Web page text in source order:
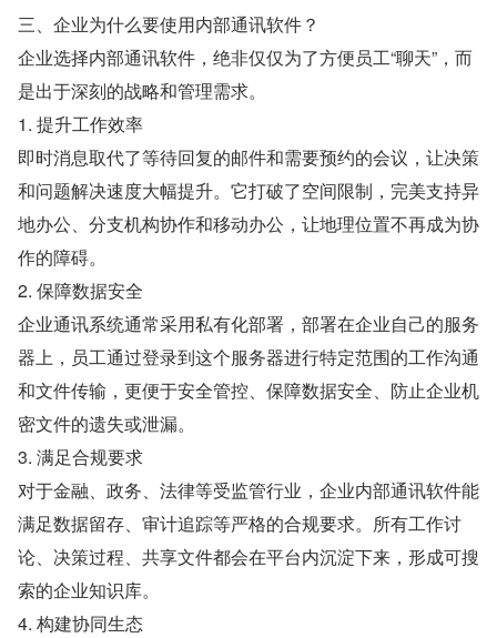
三、企业为什么要使用内部通讯软件？
企业选择内部通讯软件，绝非仅仅为了方便员工“聊天”，而
是出于深刻的战略和管理需求。
1. 提升工作效率
即时消息取代了等待回复的邮件和需要预约的会议，让决策
和问题解决速度大幅提升。它打破了空间限制，完美支持异
地办公、分支机构协作和移动办公，让地理位置不再成为协
作的障碍。
2. 保障数据安全
企业通讯系统通常采用私有化部署，部署在企业自己的服务
器上，员工通过登录到这个服务器进行特定范围的工作沟通
和文件传输，更便于安全管控、保障数据安全、防止企业机
密文件的遗失或泄漏。
3. 满足合规要求
对于金融、政务、法律等受监管行业，企业内部通讯软件能
满足数据留存、审计追踪等严格的合规要求。所有工作讨
论、决策过程、共享文件都会在平台内沉淀下来，形成可搜
索的企业知识库。
4. 构建协同生态